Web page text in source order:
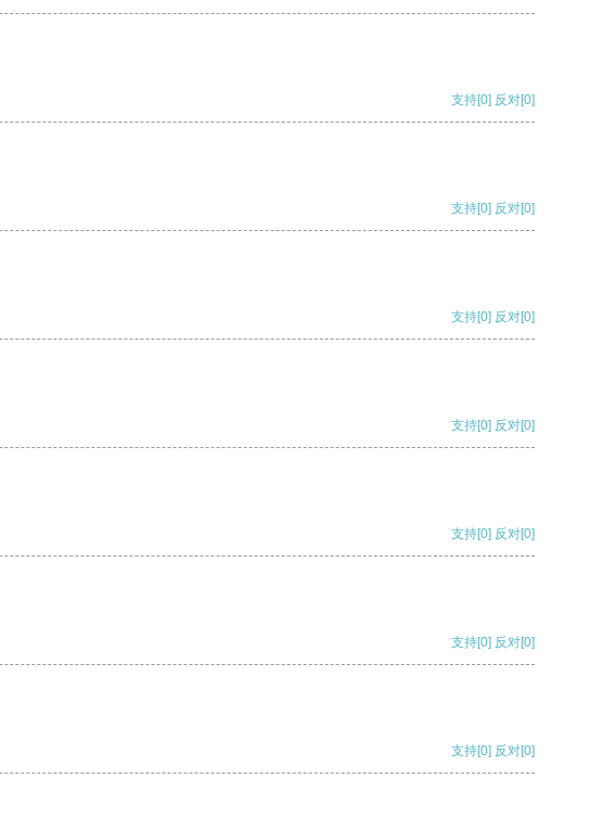
支持[0] 反对[0]
支持[0] 反对[0]
支持[0] 反对[0]
支持[0] 反对[0]
支持[0] 反对[0]
支持[0] 反对[0]
支持[0] 反对[0]